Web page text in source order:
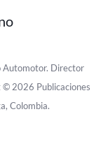
Automotor. Director
© 2026 Publicaciones
Colombia.